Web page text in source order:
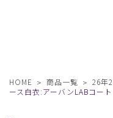
HOME 商品一覧 26年
ース白衣:アーバンLABコート